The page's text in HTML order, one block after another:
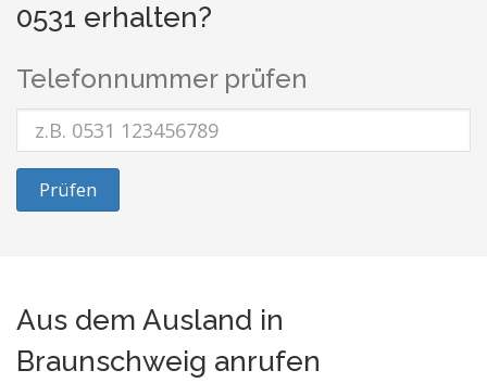
0531 erhalten?
Telefonnummer prüfen
Prüfen
Aus dem Ausland in
Braunschweig anrufen